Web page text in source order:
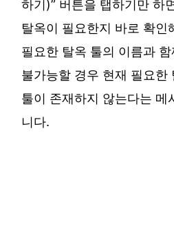
하기)” 버튼을 탭하기만 하
탈옥이 필요한지 바로 확인
필요한 탈옥 툴의 이름과
불가능할 경우 현재 필요한
툴이 존재하지 않는다는 메
니다.